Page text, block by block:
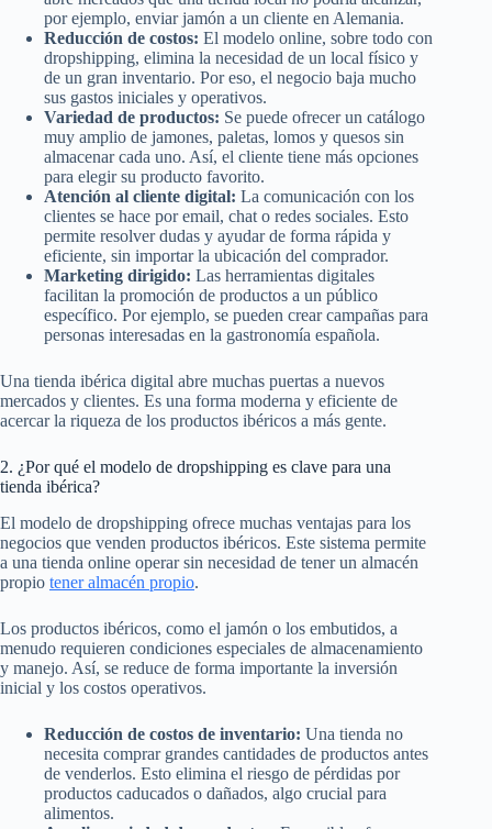
por ejemplo, enviar jamón a un cliente en Alemania.
Reducción de costos: El modelo online, sobre todo con
dropshipping, elimina la necesidad de un local físico y
de un gran inventario. Por eso, el negocio baja mucho
sus gastos iniciales y operativos.
Variedad de productos: Se puede ofrecer un catálogo
muy amplio de jamones, paletas, lomos y quesos sin
almacenar cada uno. Así, el cliente tiene más opciones
para elegir su producto favorito.
Atención al cliente digital: La comunicación con los
clientes se hace por email, chat o redes sociales. Esto
permite resolver dudas y ayudar de forma rápida y
eficiente, sin importar la ubicación del comprador.
Marketing dirigido: Las herramientas digitales
facilitan la promoción de productos a un público
específico. Por ejemplo, se pueden crear campañas para
personas interesadas en la gastronomía española.
Una tienda ibérica digital abre muchas puertas a nuevos
mercados y clientes. Es una forma moderna y eficiente de
acercar la riqueza de los productos ibéricos a más gente.
2. ¿Por qué el modelo de dropshipping es clave para una
tienda ibérica?
El modelo de dropshipping ofrece muchas ventajas para los
negocios que venden productos ibéricos. Este sistema permite
a una tienda online operar sin necesidad de tener un almacén
propio tener almacén propio.
Los productos ibéricos, como el jamón o los embutidos, a
menudo requieren condiciones especiales de almacenamiento
y manejo. Así, se reduce de forma importante la inversión
inicial y los costos operativos.
Reducción de costos de inventario: Una tienda no
necesita comprar grandes cantidades de productos antes
de venderlos. Esto elimina el riesgo de pérdidas por
productos caducados o dañados, algo crucial para
alimentos.